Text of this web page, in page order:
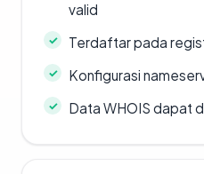
valid
Terdaftar pada
Konfigurasi
Data WHOIS dapat